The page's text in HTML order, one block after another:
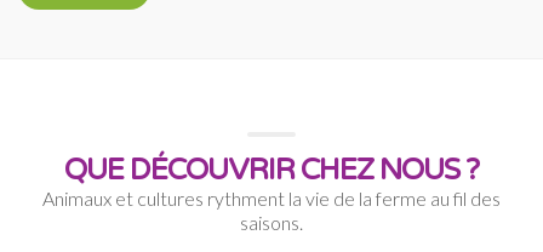
QUE DÉCOUVRIR CHEZ NOUS ?
Animaux et cultures rythment la vie de la ferme au fil des
saisons.